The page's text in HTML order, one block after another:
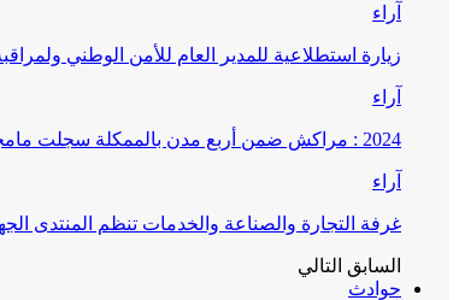
آراء
زيارة استطلاعية للمدير العام للأمن الوطني
آراء
2024 : مراكش ضمن أربع مدن بالممكلة سجلت مامجموعه 656 قضية تتعلق بغسيل الأموال
آراء
غرفة التجارة والصناعة والخدمات تنظم المنتدى
السابق التالي
حوادث